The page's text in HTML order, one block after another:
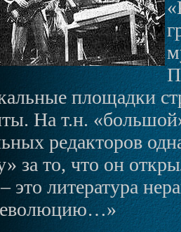
площадки
На т.н.
редакторов
за то, что он
это литература